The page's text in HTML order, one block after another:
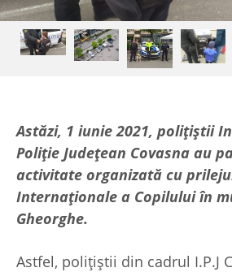
Astăzi, 1 iunie 2021, polițiștii
Poliție Județean Covasna au
activitate organizată cu
Internaționale a Copilului în
Gheorghe.
Astfel, polițiștii din cadrul I.P.J